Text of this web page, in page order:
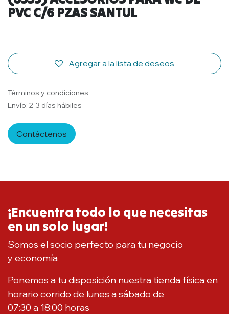
PVC C/6 PZAS SANTUL
Agregar a la lista de deseos
Términos y condiciones
Envío: 2-3 días hábiles
Contáctenos
¡Encuentra todo lo que necesitas
en un solo lugar!
Somos el socio perfecto para tu negocio
y economía
Ponemos a tu disposición nuestra tienda física en
horario corrido de lunes a sábado de
07:30 a 18:00 horas